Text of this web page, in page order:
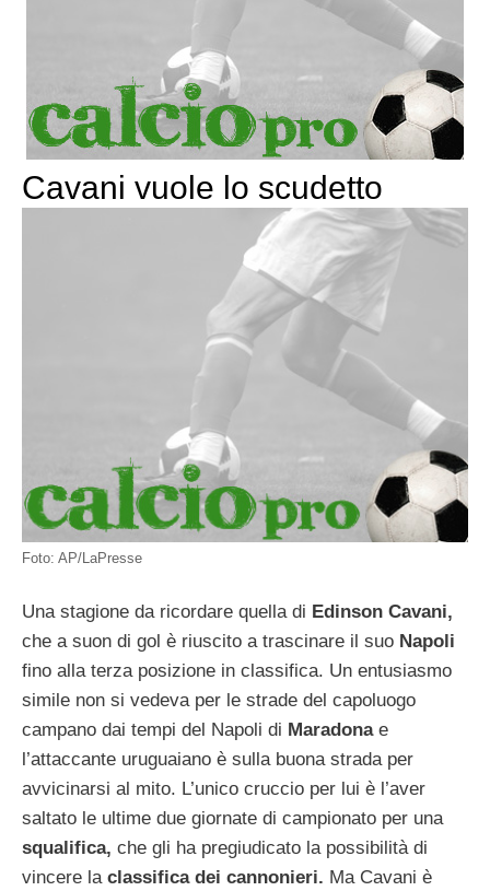
Cavani vuole lo scudetto
Foto: AP/LaPresse
Una stagione da ricordare quella di Edinson Cavani,
che a suon di gol è riuscito a trascinare il suo Napoli
fino alla terza posizione in classifica. Un entusiasmo
simile non si vedeva per le strade del capoluogo
campano dai tempi del Napoli di Maradonae
l’attaccante uruguaiano è sulla buona strada per
avvicinarsi al mito. L’unico cruccio per lui è l’aver
saltato le ultime due giornate di campionato per una
squalifica, che gli ha pregiudicato la possibilità di
vincere la classifica dei cannonieri. Ma Cavani è